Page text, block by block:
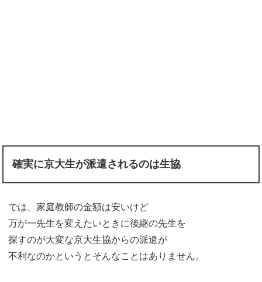
確実に京大生が派遣されるのは生協
では、家庭教師の金額は安いけど
万が一先生を変えたいときに後継の先生を
探すのが大変な京大生協からの派遣が
不利なのかというとそんなことはありません。